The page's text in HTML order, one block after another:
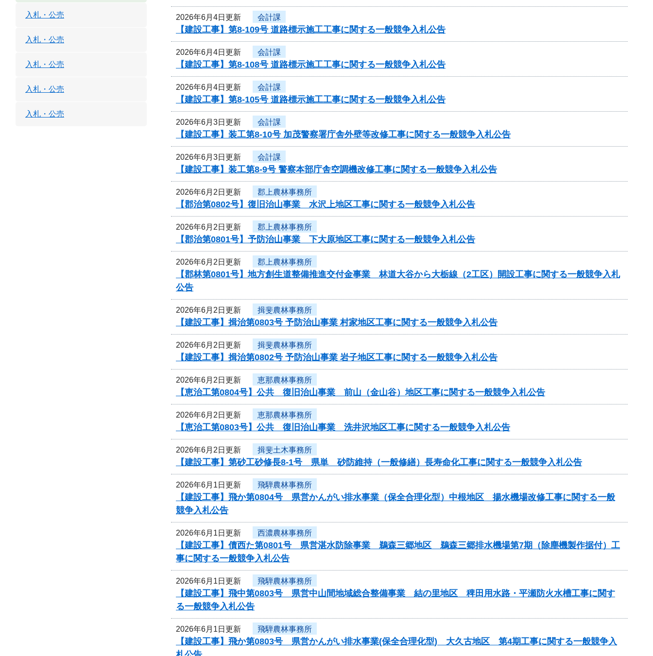
2026年6月4日更新 会計課
【建設工事】第8-109号 道路標示施工工事に関する一般競争入札公告
2026年6月4日更新 会計課
【建設工事】第8-108号 道路標示施工工事に関する一般競争入札公告
2026年6月4日更新 会計課
【建設工事】第8-105号 道路標示施工工事に関する一般競争入札公告
2026年6月3日更新 会計課
【建設工事】装工第8-10号 加茂警察署庁舎外壁等改修工事に関する一般競争入札公告
2026年6月3日更新 会計課
【建設工事】装工第8-9号 警察本部庁舎空調機改修工事に関する一般競争入札公告
2026年6月2日更新 郡上農林事務所
【郡治第0802号】復旧治山事業 水沢上地区工事に関する一般競争入札公告
2026年6月2日更新 郡上農林事務所
【郡治第0801号】予防治山事業 下大原地区工事に関する一般競争入札公告
2026年6月2日更新 郡上農林事務所
【郡林第0801号】地方創生道整備推進交付金事業 林道大谷から大栃線（2工区）開設工事に関する一般競争入札
公告
2026年6月2日更新 揖斐農林事務所
【建設工事】揖治第0803号 予防治山事業 村家地区工事に関する一般競争入札公告
2026年6月2日更新 揖斐農林事務所
【建設工事】揖治第0802号 予防治山事業 岩子地区工事に関する一般競争入札公告
2026年6月2日更新 恵那農林事務所
【恵治工第0804号】公共 復旧治山事業 前山（金山谷）地区工事に関する一般競争入札公告
2026年6月2日更新 恵那農林事務所
【恵治工第0803号】公共 復旧治山事業 洗井沢地区工事に関する一般競争入札公告
2026年6月2日更新 揖斐土木事務所
【建設工事】第砂工砂修長8-1号 県単 砂防維持（一般修繕）長寿命化工事に関する一般競争入札公告
2026年6月1日更新 飛騨農林事務所
【建設工事】飛か第0804号 県営かんがい排水事業（保全合理化型）中根地区 揚水機場改修工事に関する一般
競争入札公告
2026年6月1日更新 西濃農林事務所
【建設工事】債西た第0801号 県営湛水防除事業 鵜森三郷地区 鵜森三郷排水機場第7期（除塵機製作据付）工
事に関する一般競争入札公告
2026年6月1日更新 飛騨農林事務所
【建設工事】飛中第0803号 県営中山間地域総合整備事業 結の里地区 稗田用水路・平瀬防火水槽工事に関す
る一般競争入札公告
2026年6月1日更新 飛騨農林事務所
【建設工事】飛か第0803号 県営かんがい排水事業(保全合理化型) 大久古地区 第4期工事に関する一般競争入
入札・公売
入札・公売
入札・公売
入札・公売
入札・公売